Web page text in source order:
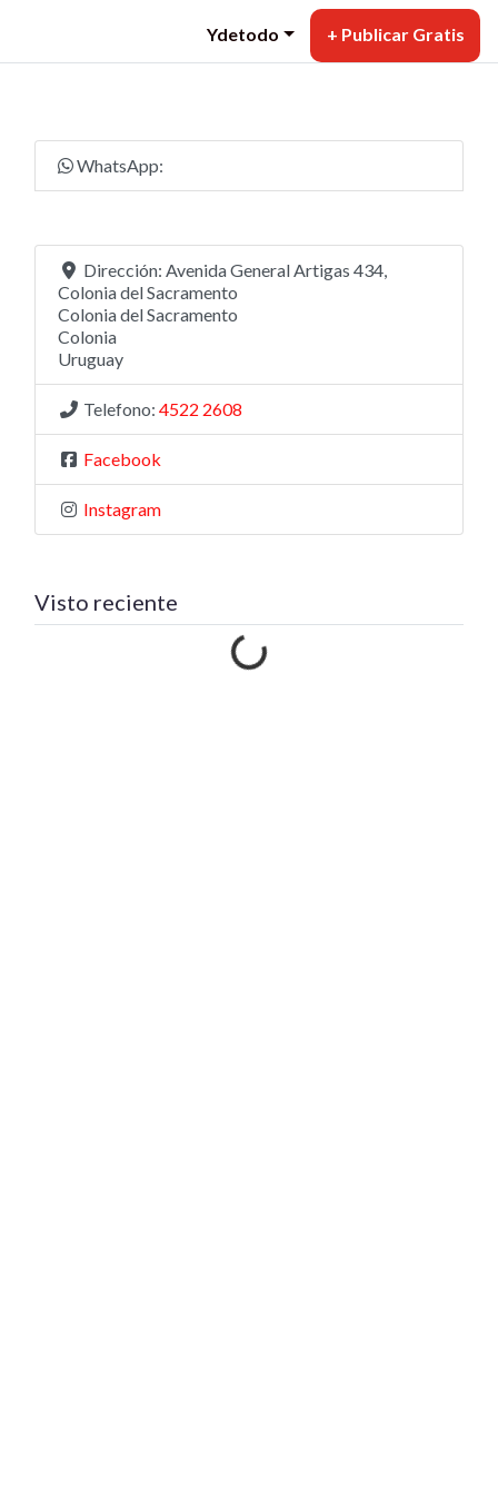
Ydetodo + Publicar Gratis
WhatsApp:
Dirección: Avenida General Artigas 434,
Colonia del Sacramento
Colonia del Sacramento
Colonia
Uruguay
Telefono: 4522 2608
Facebook
Instagram
Visto reciente
Cargando…